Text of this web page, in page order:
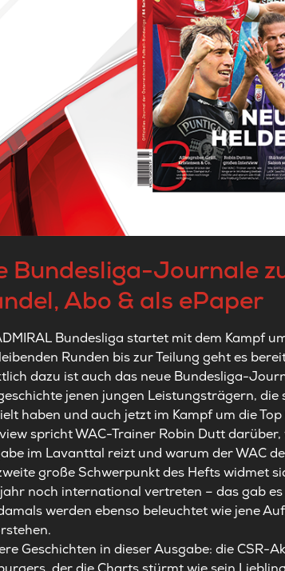
Bundesliga-Journale
Abo & als ePaper
Bundesliga startet mit dem Kampf
Runden bis zur Teilung geht es
dazu ist auch das neue Bundesliga-
jenen jungen Leistungsträgern,
haben und auch jetzt im Kampf um die
spricht WAC-Trainer Robin Dutt
im Lavanttal reizt und warum der WAC
große Schwerpunkt des Hefts widmet
noch international vertreten – das gab
werden ebenso beleuchtet wie jene
Geschichten in dieser Ausgabe: die CSR-